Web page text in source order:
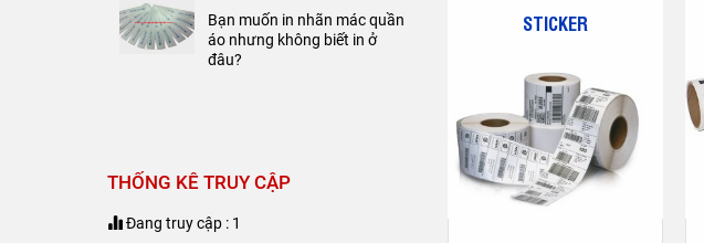
Bạn muốn in nhãn mác quần
áo nhưng không biết in ở
đâu?
THỐNG KÊ TRUY CẬP
Đang truy cập : 1
STICKER